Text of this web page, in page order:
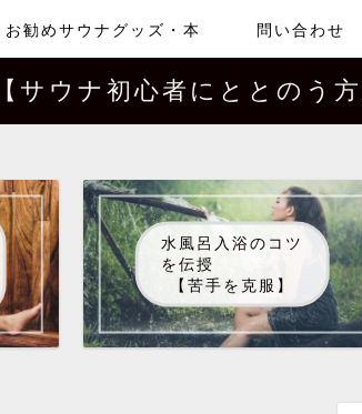
お勧めサウナグッズ・本 問い合わせ
初心者にととのう方
水風呂入浴のコツ
を伝授
【苦手を克服】